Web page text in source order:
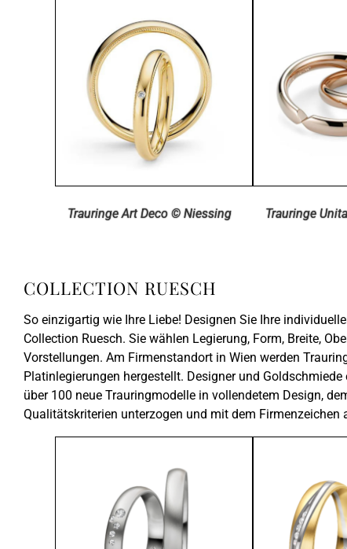
Trauringe Art Deco © Niessing Trauringe
COLLECTION RUESCH
So einzigartig wie Ihre Liebe! Designen Sie Ihre
Collection Ruesch. Sie wählen Legierung, Form, Breite,
Vorstellungen. Am Firmenstandort in Wien werden
Platinlegierungen hergestellt. Designer und
über 100 neue Trauringmodelle in vollendetem Design,
Qualitätskriterien unterzogen und mit dem Firmenzeichen